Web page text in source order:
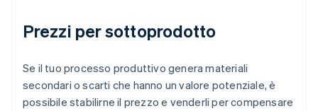
Prezzi per sottoprodotto
Se il tuo processo produttivo genera materiali
secondari o scarti che hanno un valore potenziale, è
possibile stabilirne il prezzo e venderli per compensare